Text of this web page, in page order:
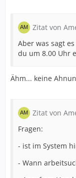
Zitat von
Aber was sagt
du um 8.00 Uhr
Ähm... keine
Zitat von
Fragen:
- ist im System
- Wann